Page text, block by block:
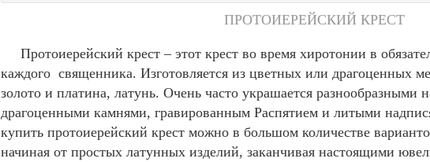
ПРОТОИЕРЕЙСКИЙ КРЕСТ
Протоиерейский крест – этот крест во время хиротонии в
каждого священника. Изготовляется из цветных или драгоценных
золото и платина, латунь. Очень часто украшается разнообразными
драгоценными камнями, гравированным Распятием и литыми
купить протоиерейский крест можно в большом количестве
начиная от простых латунных изделий, заканчивая настоящими